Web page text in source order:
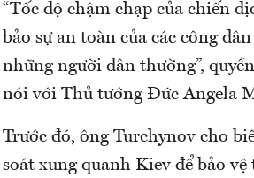
“Tốc độ chậm chạp của chiến
bảo sự an toàn của các công
những người dân thường”,
nói với Thủ tướng Đức Angela
Trước đó, ông Turchynov cho
soát xung quanh Kiev để bảo